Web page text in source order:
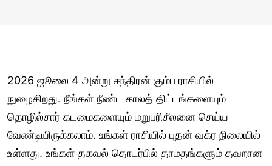
2026 ஜூலை 4 அன்று சந்திரன் கும்ப ராசியில்
நுழைகிறது. நீங்கள் நீண்ட காலத் திட்டங்களையும்
தொழில்சார் கடமைகளையும் மறுபரிசீலனை செய்ய
வேண்டியிருக்கலாம். உங்கள் ராசியில் புதன் வக்ர நிலையில்
உள்ளது. உங்கள் தகவல் தொடர்பில் தாமதங்களும் தவறான